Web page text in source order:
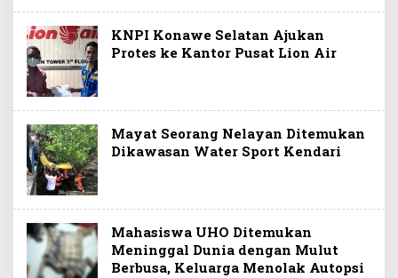
KNPI Konawe Selatan Ajukan
Protes ke Kantor Pusat Lion Air
Mayat Seorang Nelayan Ditemukan
Dikawasan Water Sport Kendari
Mahasiswa UHO Ditemukan
Meninggal Dunia dengan Mulut
Berbusa, Keluarga Menolak Autopsi